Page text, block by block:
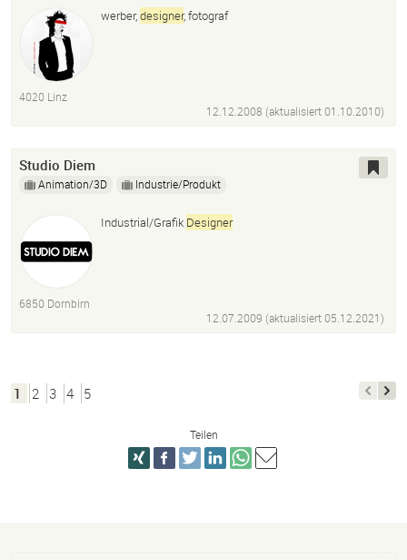
werber,designer, fotograf
4020 Linz
12.12.2008 (aktualisiert01.10.2010)
Studio Diem
Animation/3D Industrie/Produkt
Industrial/Grafik Designer
6850 Dornbirn
12.07.2009 (aktualisiert05.12.2021)
1 2 3 4 5
Teilen